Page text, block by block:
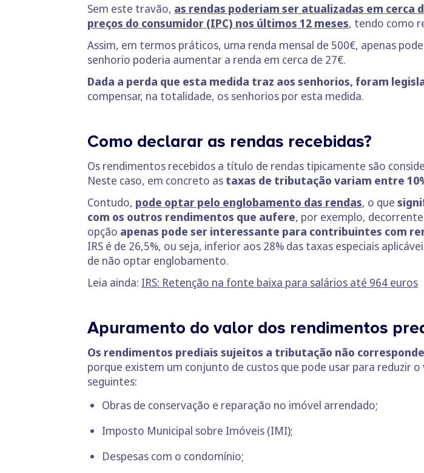
Sem este travão, as rendas poderiam ser atualizadas em cerca
preços do consumidor (IPC) nos últimos 12 meses, tendo como
Assim, em termos práticos, uma renda mensal de 500€, apenas
senhorio poderia aumentar a renda em cerca de 27€.
Dada a perda que esta medida traz aos senhorios, foram
compensar, na totalidade, os senhorios por esta medida.
Como declarar as rendas recebidas?
Os rendimentos recebidos a título de rendas tipicamente são
Neste caso, em concreto as taxas de tributação variam entre
Contudo, pode optar pelo englobamento das rendas, o que
com os outros rendimentos que aufere, por exemplo,
opção apenas pode ser interessante para contribuintes com
IRS é de 26,5%, ou seja, inferior aos 28% das taxas especiais
de não optar englobamento.
Leia ainda: IRS: Retenção na fonte baixa para salários até 964 euros
Apuramento do valor dos rendimentos
Os rendimentos prediais sujeitos a tributação não
porque existem um conjunto de custos que pode usar para reduzir
seguintes:
Obras de conservação e reparação no imóvel arrendado;
Imposto Municipal sobre Imóveis (IMI);
Despesas com o condomínio;